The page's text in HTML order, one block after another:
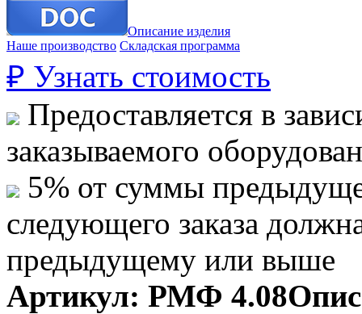
Описание изделия
Наше производство Складская программа
₽ Узнать стоимость
Предоставляется в
заказываемого
5% от суммы
следующего заказа
предыдущему или выше
Артикул: РМФ 4.08